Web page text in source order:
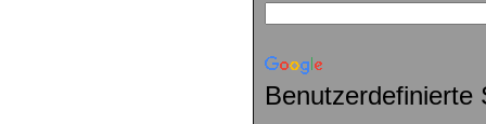
Benutzerdefinierte